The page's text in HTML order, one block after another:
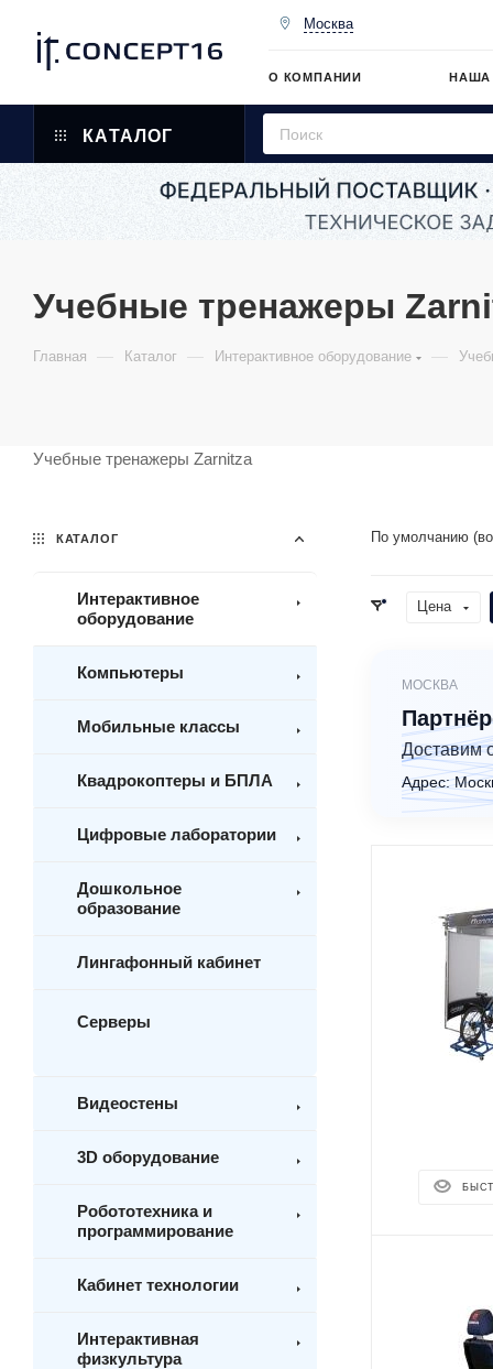
Москва
О КОМПАНИИ НАША
КАТАЛОГ
Учебные тренажеры
Главная — Каталог — Интерактивное оборудование —
Учебные тренажеры Zarnitza
По умолчанию
Цена
МОСКВА
Доставим
Адрес:
КАТАЛОГ
Интерактивное
оборудование
Компьютеры
Мобильные классы
Квадрокоптеры и БПЛА
Цифровые лаборатории
Дошкольное
образование
Лингафонный кабинет
Серверы
Видеостены
3D оборудование
Робототехника и
программирование
Кабинет технологии
Интерактивная
физкультура